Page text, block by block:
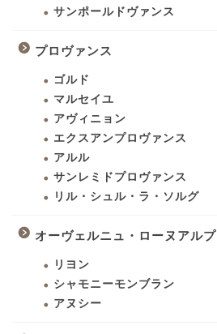
サンポールドヴァンス
プロヴァンス
ゴルド
マルセイユ
アヴィニョン
エクスアンプロヴァンス
アルル
サンレミドプロヴァンス
リル・シュル・ラ・ソルグ
オーヴェルニュ・ローヌアルプ
リヨン
シャモニーモンブラン
アヌシー